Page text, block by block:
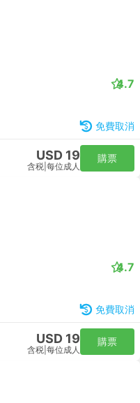
4.7
免費取消
USD 19
含税 每位成人
購票
4.7
免費取消
USD 19
含税 每位成人
購票